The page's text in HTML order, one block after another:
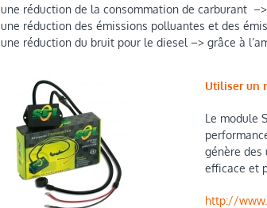
une réduction de la consommation de carburant
une réduction des émissions polluantes et des
une réduction du bruit pour le diesel –> grâce à
Utiliser un
Le module
génère des
efficace et
http://